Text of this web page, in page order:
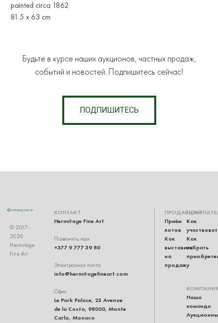
painted circa 1862
81.5 x 63 cm
Будьте в курсе наших аукционов, частных продаж,
событий и новостей. Подпишитесь сейчас!
ПОДПИШИТЕСЬ
© 2017-
2026
Hermitage
Fine Art
КОНТАКТ
Hermitage Fine Art
Позвонить нам
+377 9 777 39 80
Электронная почта
info@hermitagefineart.com
Офис
Le Park Palace, 25 Avenue
de la Costa, 98000, Monte
Carlo, Monaco
ПРОДАВЦАМ
Приём
лотов
Как
выставить
на
продажу
Как
Как
забрать
Наша
команда